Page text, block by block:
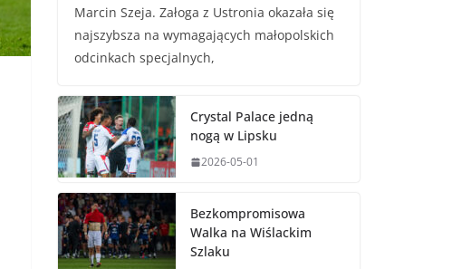
Marcin Szeja. Załoga z Ustronia okazała się
najszybsza na wymagających małopolskich
odcinkach specjalnych,
Crystal Palace jedną
nogą w Lipsku
2026-05-01
Bezkompromisowa
Walka na Wiślackim
Szlaku